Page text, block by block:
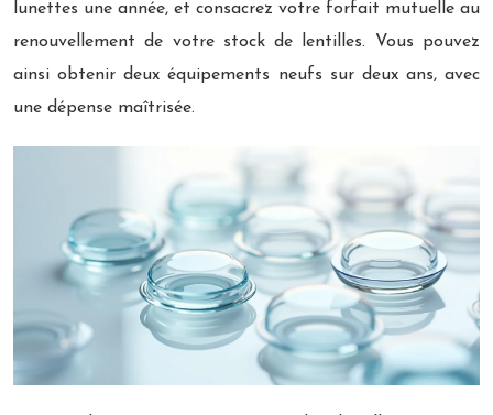
lunettes une année, et consacrez votre forfait mutuelle au
renouvellement de votre stock de lentilles. Vous pouvez
ainsi obtenir deux équipements neufs sur deux ans, avec
une dépense maîtrisée.